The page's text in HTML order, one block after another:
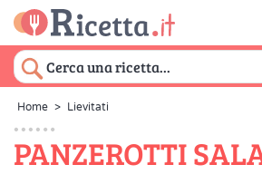
Home > Lievitati
PANZEROTTI